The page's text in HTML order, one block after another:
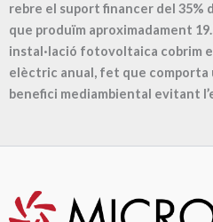
rebre el suport financer del 35%
que produïm aproximadament
instal·lació fotovoltaica cobrim
elèctric anual, fet que comporta
benefici mediambiental evitant